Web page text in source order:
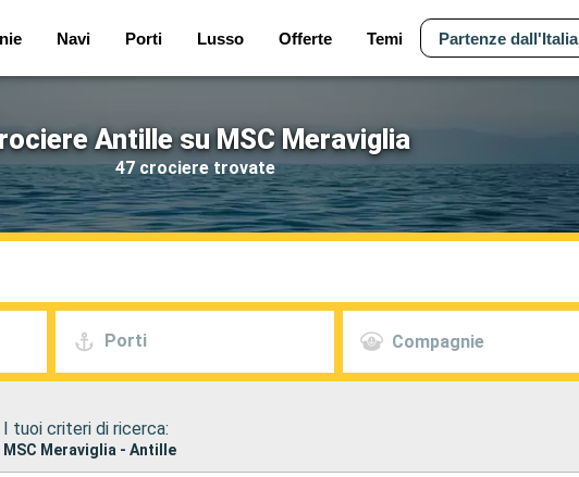
Navi Porti Lusso Offerte Temi Partenze dall'Italia
Antille su MSC Meraviglia
47 crociere trovate
Porti Compagnie
I tuoi criteri di ricerca:
MSC Meraviglia - Antille